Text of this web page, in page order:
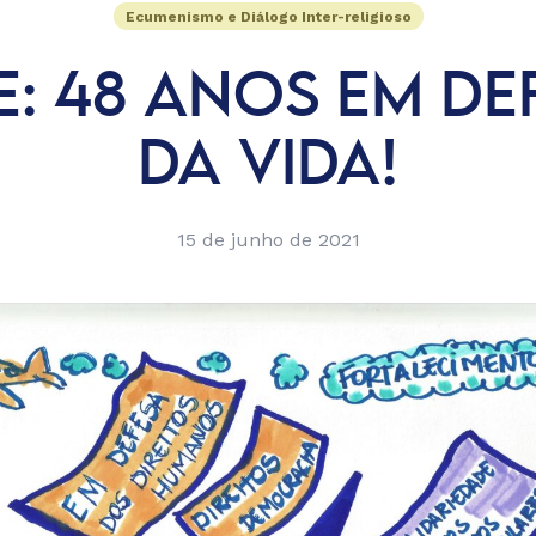
Ecumenismo e Diálogo Inter-religioso
48 ANOS EM
DA VIDA!
15 de junho de 2021